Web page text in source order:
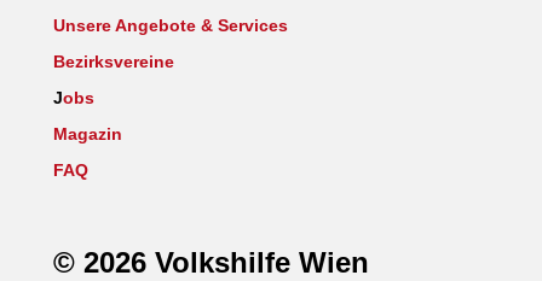
Unsere Angebote & Services
Bezirksvereine
Jobs
Magazin
FAQ
© 2026 Volkshilfe Wien